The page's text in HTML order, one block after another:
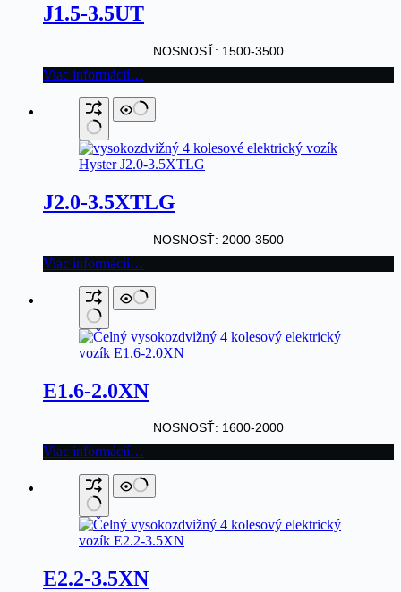
J1.5-3.5UT
NOSNOSŤ: 1500-3500
Viac informácií…
J2.0-3.5XTLG
NOSNOSŤ: 2000-3500
Viac informácií…
E1.6-2.0XN
NOSNOSŤ: 1600-2000
Viac informácií…
E2.2-3.5XN